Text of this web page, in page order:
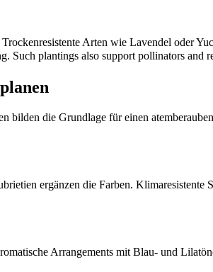
Arten wie Lavendel oder
plantings also support pollinators and
bilden die Grundlage für einen
ergänzen die Farben. Klimaresistente
Arrangements mit Blau- und